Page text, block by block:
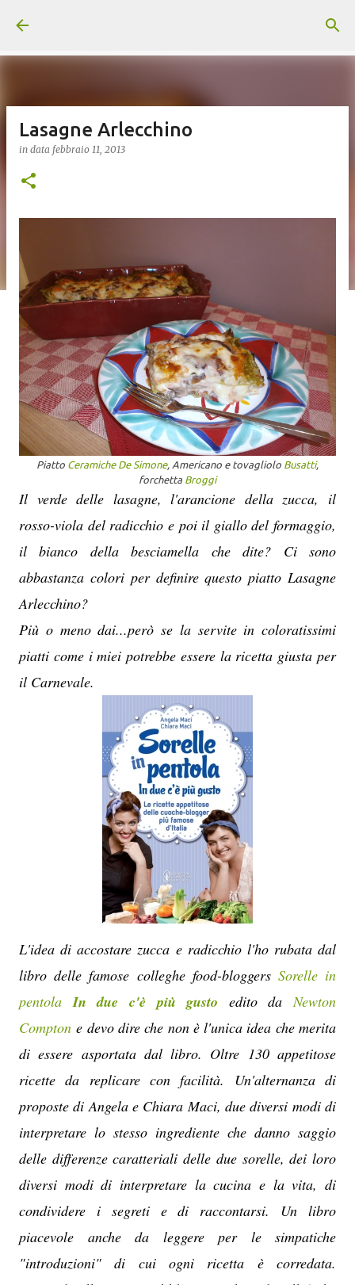
Lasagne Arlecchino
in data febbraio 11, 2013
Piatto Ceramiche De Simone, Americano e tovagliolo Busatti,
forchetta Broggi
Il verde delle lasagne, l'arancione della zucca, il
rosso-viola del radicchio e poi il giallo del formaggio,
il bianco della besciamella che dite? Ci sono
abbastanza colori per definire questo piatto Lasagne
Arlecchino?
Più o meno dai...però se la servite in coloratissimi
piatti come i miei potrebbe essere la ricetta giusta per
il Carnevale.
L'idea di accostare zucca e radicchio l'ho rubata dal
libro delle famose colleghe food-bloggers Sorelle in
pentola In due c'è più gusto edito daNewton
Compton e devo dire che non è l'unica idea che merita
di essere asportata dal libro. Oltre 130 appetitose
ricette da replicare con facilità. Un'alternanza di
proposte di Angela e Chiara Maci, due diversi modi di
interpretare lo stesso ingrediente che danno saggio
delle differenze caratteriali delle due sorelle, dei loro
diversi modi di interpretare la cucina e la vita, di
condividere i segreti e di raccontarsi. Un libro
piacevole anche da leggere per le simpatiche
"introduzioni" di cui ogni ricetta è corredata.